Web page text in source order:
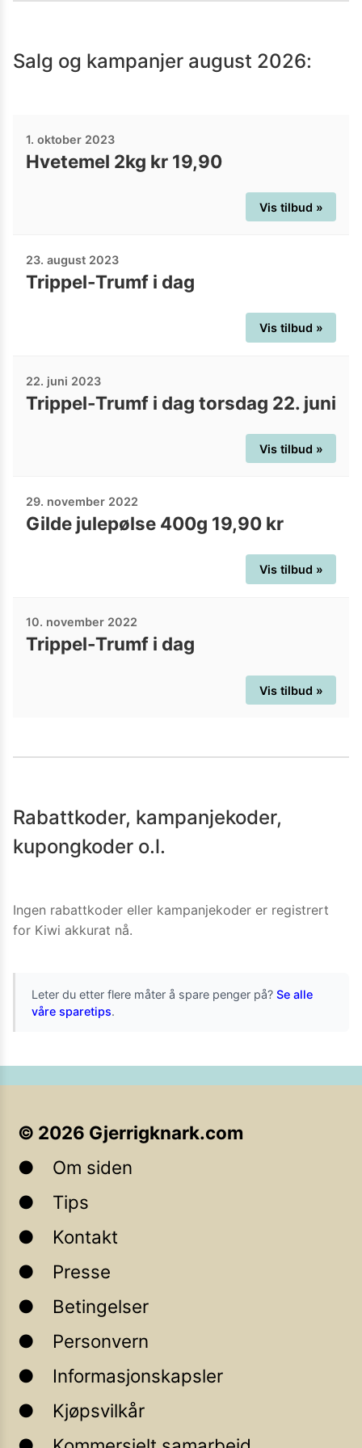
Salg og kampanjer august 2026:
1. oktober 2023
Hvetemel 2kg kr 19,90
Vis tilbud »
23. august 2023
Trippel-Trumf i dag
Vis tilbud »
22. juni 2023
Trippel-Trumf i dag torsdag 22. juni
Vis tilbud »
29. november 2022
Gilde julepølse 400g 19,90 kr
Vis tilbud »
10. november 2022
Trippel-Trumf i dag
Vis tilbud »
Rabattkoder, kampanjekoder,
kupongkoder o.l.
Ingen rabattkoder eller kampanjekoder er registrert
for Kiwi akkurat nå.
Leter du etter flere måter å spare penger på? Se alle
våre sparetips.
© 2026 Gjerrigknark.com
Om siden
Tips
Kontakt
Presse
Betingelser
Personvern
Informasjonskapsler
Kjøpsvilkår